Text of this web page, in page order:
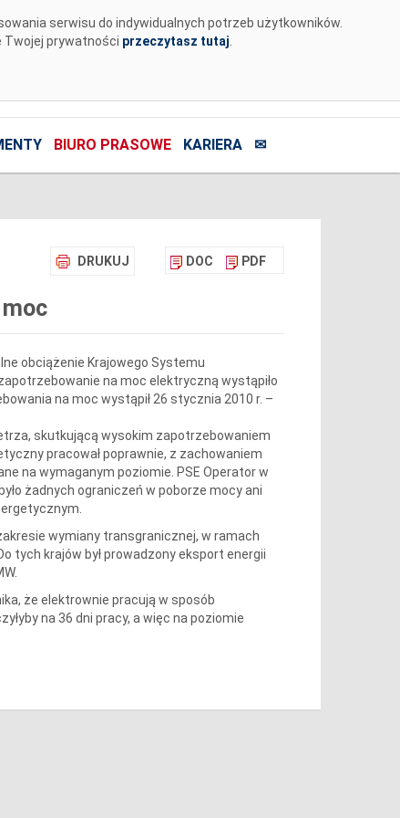
serwisu do indywidualnych potrzeb użytkowników.
Twojej prywatności przeczytasz tutaj
BIURO PRASOWE KARIERA ✉
DRUKUJ DOC PDF
obciążenie Krajowego Systemu
na moc elektryczną wystąpiło
na moc wystąpił 26 stycznia 2010 r. –
skutkującą wysokim zapotrzebowaniem
pracował poprawnie, z zachowaniem
na wymaganym poziomie. PSE Operator w
żadnych ograniczeń w poborze mocy ani
wymiany transgranicznej, w ramach
tych krajów był prowadzony eksport energii
że elektrownie pracują w sposób
na 36 dni pracy, a więc na poziomie